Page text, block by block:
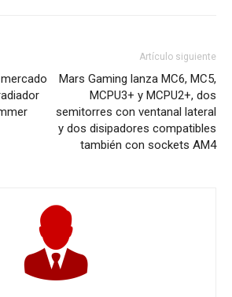
Artículo siguiente
Mars Gaming lanza MC6, MC5,
MCPU3+ y MCPU2+, dos
semitorres con ventanal lateral
y dos disipadores compatibles
también con sockets AM4